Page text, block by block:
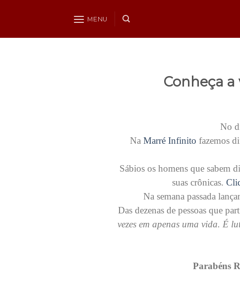
MENU
Conheça
No
NaMarré Infinito fazemos
Sábios os homens que sabem
suas crônicas.
Na semana passada
Das dezenas de pessoas que
vezes em apenas uma vida. É
Parabéns